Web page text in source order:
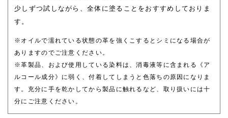
少しずつ試しながら、全体に塗ることをおすすめしておりま
す。
※オイルで濡れている状態の革を強くこするとシミになる場合が
ありますのでご注意ください。
※革製品、および使用している染料は、消毒液等に含まれる《ア
ルコール成分》に弱く、付着してしまうと色落ちの原因になりま
す。充分に手を乾かしてから製品に触れるなど、取り扱いには十
分にご注意ください。